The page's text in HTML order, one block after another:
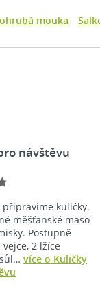
mouka
návštěvu
kuličky.
měšťanské maso
Postupně
2 lžíce
sůl…více o Kuličky